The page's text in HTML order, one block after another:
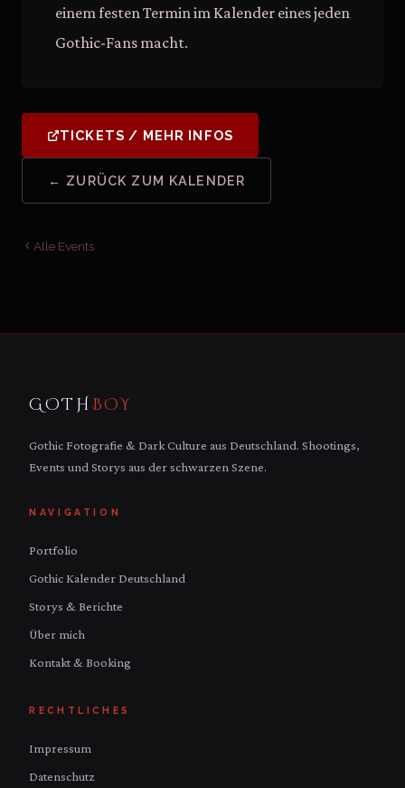
einem festen Termin im Kalender eines jeden
Gothic-Fans macht.
TICKETS / MEHR INFOS
← ZURÜCK ZUM KALENDER
Alle Events
GOTH BOY
Gothic Fotografie & Dark Culture aus Deutschland. Shootings,
Events und Storys aus der schwarzen Szene.
NAVIGATION
Portfolio
Gothic Kalender Deutschland
Storys & Berichte
Über mich
Kontakt & Booking
RECHTLICHES
Impressum
Datenschutz